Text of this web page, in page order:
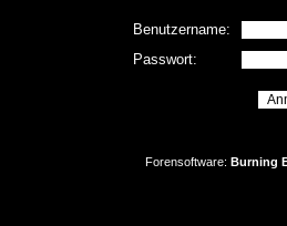
Benutzername:
Passwort:
Forensoftware: Burning